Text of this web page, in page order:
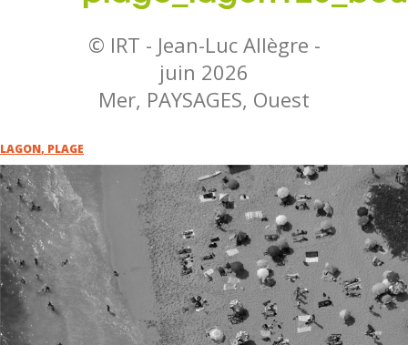
Etudes et indicateurs
Voyages de presse
Toute l'actualité
VOUS
Pro. du tourisme
Organisateur de voyage
© IRT - Jean-Luc Allègre -
juin 2026
Mer, PAYSAGES, Ouest
LAGON, PLAGE